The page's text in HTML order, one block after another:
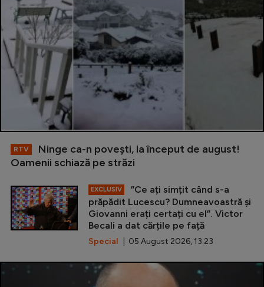
RTV
Ninge ca-n povești, la început de august!
Oamenii schiază pe străzi
EXCLUSIV
”Ce ați simțit când s-a
prăpădit Lucescu? Dumneavoastră și
Giovanni erați certați cu el”. Victor
Becali a dat cărțile pe față
Special | 05 August 2026, 13:23